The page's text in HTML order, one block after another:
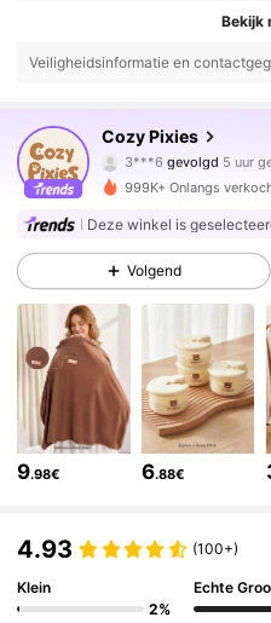
Bekijk
Veiligheidsinformatie en
Cozy Pixies
3***6gevolgd
1***ois aan het
4.91
1.7M Volgers
4.91 1.7M Volgers
1.7M Volgers
4.91 1.7M Volgers
1.7M Volgers
999K+ Onlangs
Deze winkel is
Volgend
9.98€ 6.88€
4.93 (100+)
Klein
2%
Echte